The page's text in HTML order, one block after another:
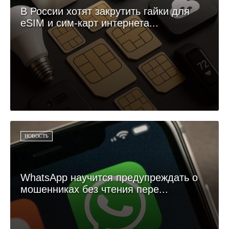
В России хотят закрутить гайки для
eSIM и сим-карт интернета...
НОВОСТЬ
WhatsApp научится предупреждать о
мошенниках без чтения пере...